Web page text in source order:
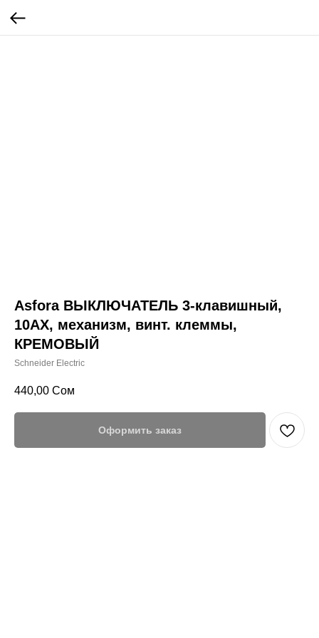
Asfora ВЫКЛЮЧАТЕЛЬ 3-клавишный,
10АХ, механизм, винт. клеммы,
КРЕМОВЫЙ
Schneider Electric
440,00 Сом
Оформить заказ